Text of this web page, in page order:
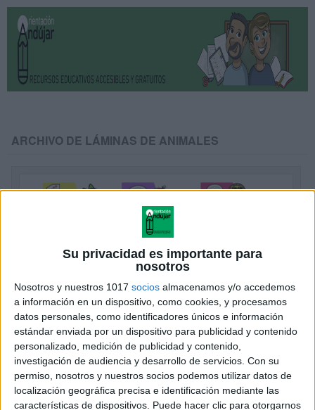
Su privacidad es importante para
nosotros
Nosotros y nuestros 1017 socios almacenamos y/o accedemos
a información en un dispositivo, como cookies, y procesamos
datos personales, como identificadores únicos e información
estándar enviada por un dispositivo para publicidad y contenido
personalizado, medición de publicidad y contenido,
investigación de audiencia y desarrollo de servicios. Con su
permiso, nosotros y nuestros socios podemos utilizar datos de
localización geográfica precisa e identificación mediante las
características de dispositivos. Puede hacer clic para otorgarnos
ARCHIVO DE LÁMINAS DE ANIMALES
Conteo y grafomotricidad con divertidas
láminas de animales
Publicado el 5 marzo, 2025
Trabajar la grafomotricidad y el conteo en los niños es
esencial para desarrollar su motricidad fina y sus